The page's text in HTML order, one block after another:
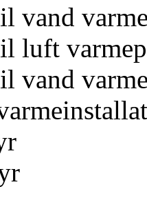
vand
luft
vand